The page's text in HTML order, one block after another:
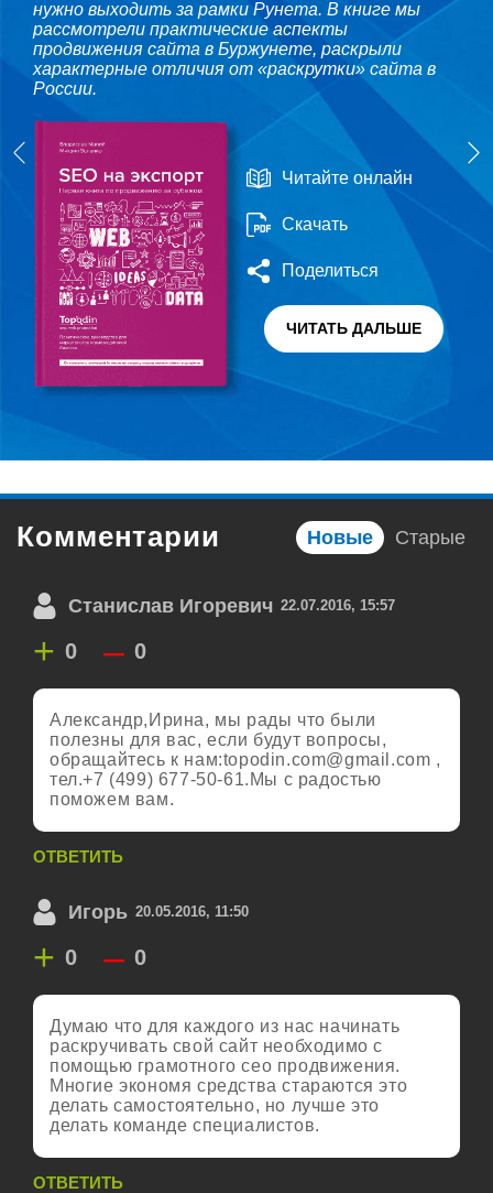
нужно выходить за рамки Рунета. В книге мы
рассмотрели практические аспекты
продвижения сайта в Буржунете, раскрыли
характерные отличия от «раскрутки» сайта в
России.
Читайте онлайн
Скачать
Поделиться
ЧИТАТЬ ДАЛЬШЕ
Комментарии Новые Старые
Станислав Игоревич 22.07.2016, 15:57
+ 0 – 0
Александр,Ирина, мы рады что были
полезны для вас, если будут вопросы,
обращайтесь к нам:topodin.com@gmail.com ,
тел.+7 (499) 677-50-61.Мы с радостью
поможем вам.
ОТВЕТИТЬ
Игорь 20.05.2016, 11:50
+ 0 – 0
Думаю что для каждого из нас начинать
раскручивать свой сайт необходимо с
помощью грамотного сео продвижения.
Многие экономя средства стараются это
делать самостоятельно, но лучше это
делать команде специалистов.
ОТВЕТИТЬ